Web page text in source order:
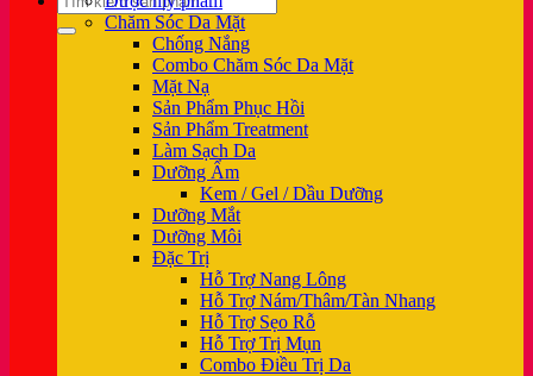
kiếm: Chăm Sóc Da Mặt
Chống Nắng
Combo Chăm Sóc Da Mặt
Mặt Nạ
Sản Phẩm Phục Hồi
Sản Phẩm Treatment
Làm Sạch Da
Dưỡng Ẩm
Kem / Gel / Dầu Dưỡng
Dưỡng Mắt
Dưỡng Môi
Đặc Trị
Hỗ Trợ Nang Lông
Hỗ Trợ Nám/Thâm/Tàn Nhang
Hỗ Trợ Sẹo Rỗ
Hỗ Trợ Trị Mụn
Combo Điều Trị Da